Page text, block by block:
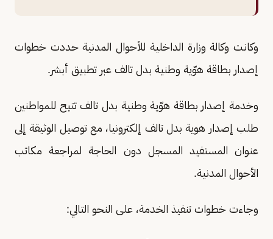
وكانت وكالة وزارة الداخلية للأحوال المدنية حددت خطوات
إصدار بطاقة هوّية وطنية بدل تالف عبر تطبيق أبشر.
وخدمة إصدار بطاقة هوّية وطنية بدل تالف تتيح للمواطنين
طلب إصدار هوية بدل تالف إلكترونيا، مع توصيل الوثيقة إلى
عنوان المستفيد المسجل دون الحاجة لمراجعة مكاتب
الأحوال المدنية.
وجاءت خطوات تنفيذ الخدمة، على النحو التالي: